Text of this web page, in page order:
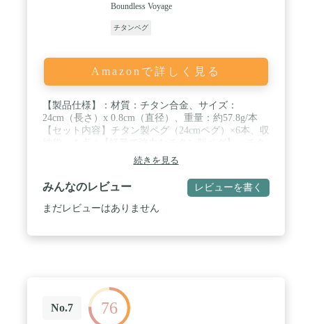
Boundless Voyage
チタンペグ
Amazonで詳しく見る
【製品仕様】：材質：チタン合金、サイズ：
24cm（長さ）x 0.8cm（直径）、重量：約57.8g/本
【セット内容】チタン製ペグ（24cmペグ）×6本、収
ン合金製で軽量かつ高強度で、曲げたり折れたりし
にくく、繰り返し使用可能。鍛造ペグと同等の強度
を保ちつつ、重さはその半分から3分の1にもなりま
す。 / 【サビに強い】 ： チタン製ペグなので海水
でも錆びにくく、雨の日も安心して使える！ 地面か
ち込むことが可能に。 / 【デザインと機能性】：頭
部にはロープを通す穴があり、持ち運びが便利で、
紛失を防きます。ペグヘッド部分はU字型デザイン
続きを見る
みんなのレビュー レビューを書く
まだレビューはありません
No.7 76